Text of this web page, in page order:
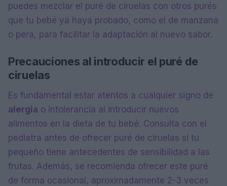
puedes mezclar el puré de ciruelas con otros purés
que tu bebé ya haya probado, como el de manzana
o pera, para facilitar la adaptación al nuevo sabor.
Precauciones al introducir el puré de
ciruelas
Es fundamental estar atentos a cualquier signo de
alergia o intolerancia al introducir nuevos
alimentos en la dieta de tu bebé. Consulta con el
pediatra antes de ofrecer puré de ciruelas si tu
pequeño tiene antecedentes de sensibilidad a las
frutas. Además, se recomienda ofrecer este puré
de forma ocasional, aproximadamente 2-3 veces